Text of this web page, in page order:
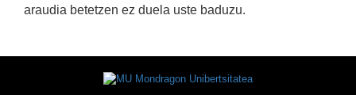
araudia betetzen ez duela uste baduzu.